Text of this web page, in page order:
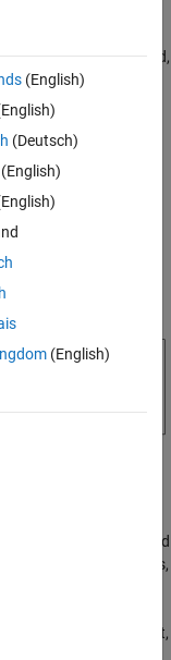
Ereignisse in
auf den Zustand,
stattfindet.
Übergang vom Zustand
vom Typ
aus,
vorangestellt,
(
(English)
(Deutsch)
(English)
(English)